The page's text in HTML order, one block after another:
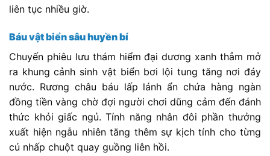
liên tục nhiều giờ.
Báu vật biển sâu huyền bí
Chuyến phiêu lưu thám hiểm đại dương xanh thẳm mở
ra khung cảnh sinh vật biển bơi lội tung tăng nơi đáy
nước. Rương châu báu lấp lánh ẩn chứa hàng ngàn
đồng tiền vàng chờ đợi người chơi dũng cảm đến đánh
thức khỏi giấc ngủ. Tính năng nhân đôi phần thưởng
xuất hiện ngẫu nhiên tăng thêm sự kịch tính cho từng
cú nhấp chuột quay guồng liên hồi.